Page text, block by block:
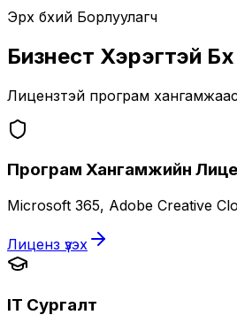
Эрх бүхий Борлуулагч
Бизнест Хэрэгтэй Бүх
Лицензтэй програм
Програм Хангамжийн
Microsoft 365, Adobe Creative
Лиценз үзэх
IT Сургалт